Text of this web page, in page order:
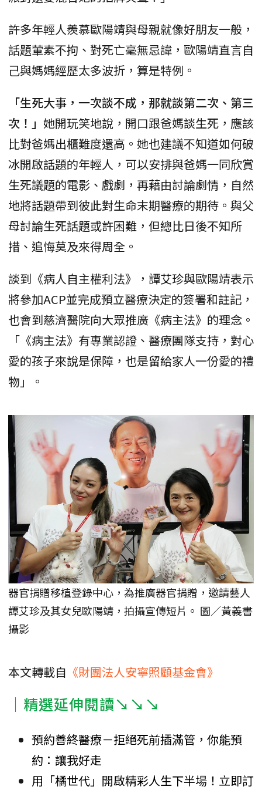
許多年輕人羨慕歐陽靖與母親就像好朋友一般，
話題葷素不拘、對死亡毫無忌諱，歐陽靖直言自
己與媽媽經歷太多波折，算是特例。
「生死大事，一次談不成，那就談第二次、第三
次！」 她開玩笑地說，開口跟爸媽談生死，應該
比對爸媽出櫃難度還高。她也建議不知道如何破
冰開啟話題的年輕人，可以安排與爸媽一同欣賞
生死議題的電影、戲劇，再藉由討論劇情，自然
地將話題帶到彼此對生命末期醫療的期待。與父
母討論生死話題或許困難，但總比日後不知所
措、追悔莫及來得周全。
談到《病人自主權利法》，譚艾珍與歐陽靖表示
將參加ACP並完成預立醫療決定的簽署和註記，
也會到慈濟醫院向大眾推廣《病主法》的理念。
「《病主法》有專業認證、醫療團隊支持，對心
愛的孩子來說是保障，也是留給家人一份愛的禮
物」。
器官捐贈移植登錄中心，為推廣器官捐贈，邀請藝人
譚艾珍及其女兒歐陽靖，拍攝宣傳短片。 圖／黃義書
攝影
本文轉載自 《財團法人安寧照顧基金會》
｜精選延伸閱讀↘↘↘
預約善終醫療－拒絕死前插滿管，你能預
約：讓我好走
用「橘世代」開啟精彩人生下半場！立即訂